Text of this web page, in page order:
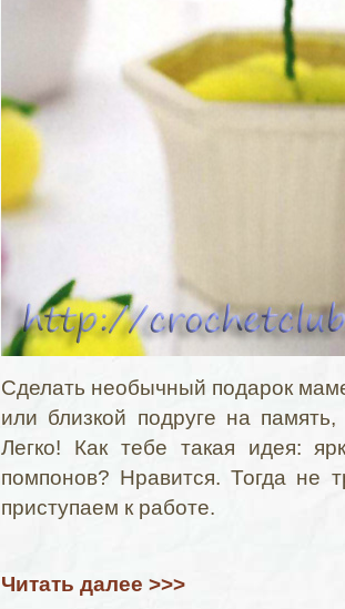
Сделать необычный подарок
или близкой подруге на
Легко! Как тебе такая идея:
помпонов? Нравится. Тогда не
приступаем к работе.
Читать далее >>>